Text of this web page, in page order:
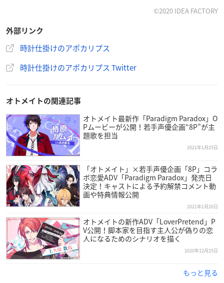
商品概要
時計仕掛けのアポカリプス
アニメイト（アニメイト限定セット）／ アニメイト（限定版）
／アニメイト（通常版）
【発売元】
アイディアファクトリー
【フォーマット】
Nintendo Switch/Nintendo Switch Lite
【ジャンル】
女性向け恋愛アドベンチャーゲーム
©︎2020 IDEA FACTORY
外部リンク
時計仕掛けのアポカリプス
時計仕掛けのアポカリプス Twitter
オトメイトの関連記事
オトメイト最新作「Paradigm Paradox」O
Pムービーが公開！若手声優企画“8P”が主
題歌を担当
2021年1月25日
「オトメイト」×若手声優企画「8P」コラ
ボ恋愛ADV「Paradigm Paradox」発売日
決定！キャストによる予約解禁コメント動
画や特典情報公開
2021年1月20日
オトメイトの新作ADV「LoverPretend」P
V公開！脚本家を目指す主人公が偽りの恋
人になるためのシナリオを描く
2020年12月25日
もっと見る